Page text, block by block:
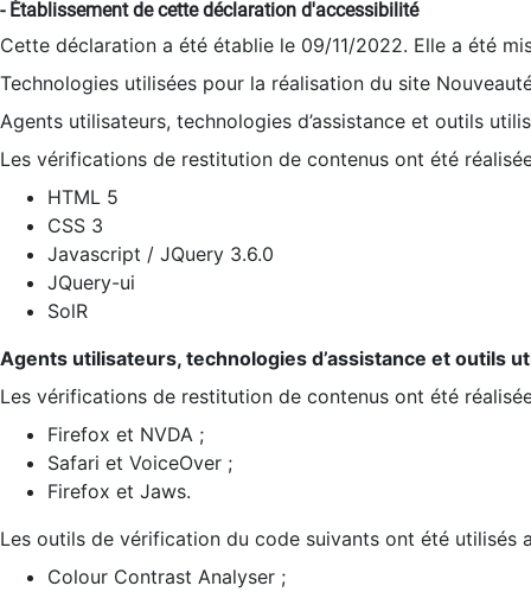
- Établissement de cette déclaration d'accessibilité
Cette déclaration a été établie le 09/11/2022. Elle a été
Technologies utilisées pour la réalisation du site
Agents utilisateurs, technologies d’assistance et outils
Les vérifications de restitution de contenus ont été
HTML 5
CSS 3
Javascript / JQuery 3.6.0
JQuery-ui
SolR
Agents utilisateurs, technologies d’assistance et outils
Les vérifications de restitution de contenus ont été
Firefox et NVDA ;
Safari et VoiceOver ;
Firefox et Jaws.
Les outils de vérification du code suivants ont été utilisés
Colour Contrast Analyser ;